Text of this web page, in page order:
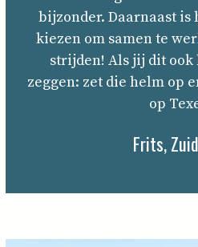
bijzonder. Daarnaast is
kiezen om samen te
strijden! Als jij dit
zeggen: zet die helm op
op
Frits,